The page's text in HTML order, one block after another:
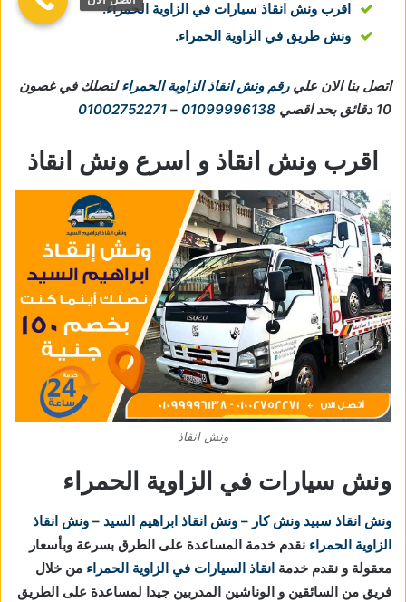
اقرب ونش انقاذ سيارات في الزاوية الحمراء.
ونش طريق في الزاوية الحمراء.
اتصل بنا الان عليرقم ونش انقاذ الزاوية الحمراءلنصلك في غصون
10 دقائق بحد اقصي
01099996138
–
01002752271
اقرب ونش انقاذ و اسرع ونش انقاذ
ونش انقاذ
ونش سيارات في الزاوية الحمراء
ونش انقاذ سبيد ونش كار – ونش انقاذ ابراهيم السيد – ونش انقاذ
الزاوية الحمراء نقدم خدمة المساعدة على الطرق بسرعة وبأسعار
معقولة و نقدم خدمة انقاذ السيارات في الزاوية الحمراء من خلال
فريق من السائقين و الوناشين المدربين جيدا لمساعدة على الطريق